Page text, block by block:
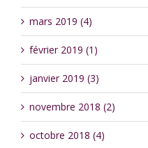
mars 2019 (4)
février 2019 (1)
janvier 2019 (3)
novembre 2018 (2)
octobre 2018 (4)